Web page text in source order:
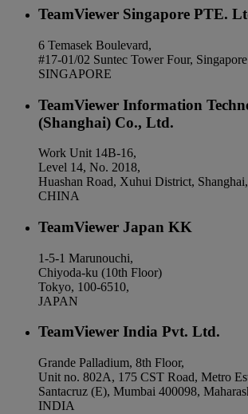
TeamViewer Singapore PTE.
6 Temasek Boulevard,
#17-01/02 Suntec Tower Four,
SINGAPORE
TeamViewer Information
(Shanghai) Co., Ltd.
Work Unit 14B-16,
Level 14, No. 2018,
Huashan Road, Xuhui District, Shanghai,
CHINA
TeamViewer Japan KK
1-5-1 Marunouchi,
Chiyoda-ku (10th Floor)
Tokyo, 100-6510,
JAPAN
TeamViewer India Pvt. Ltd.
Grande Palladium, 8th Floor,
Unit no. 802A, 175 CST Road, Metro
Santacruz (E), Mumbai 400098,
INDIA